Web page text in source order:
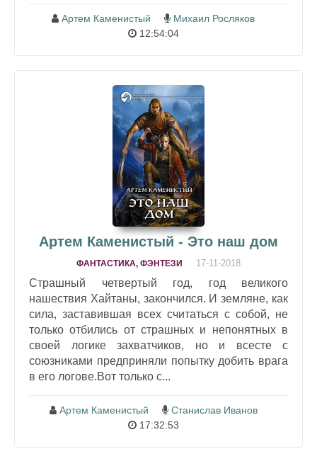
Артем Каменистый
Михаил Росляков
12:54:04
Артем Каменистый - Это наш дом
ФАНТАСТИКА, ФЭНТЕЗИ 17-11-2018
Страшный четвертый год, год великого
нашествия Хайтаны, закончился. И земляне, как
сила, заставившая всех считаться с собой, не
только отбились от страшных и непонятных в
своей логике захватчиков, но и всесте с
союзниками предприняли попытку добить врага
в его логове.Вот только с...
Артем Каменистый
Станислав Иванов
17:32:53